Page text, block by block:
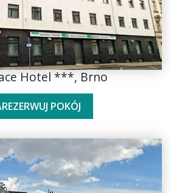
Hotel ***, Brno
POKÓJ